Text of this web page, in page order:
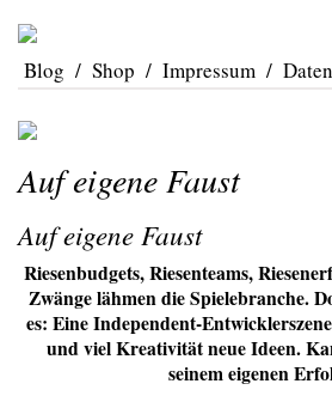
Blog / Shop / Impressum /
Auf eigene Faust
Auf eigene Faust
Riesenbudgets, Riesenteams,
Zwänge lähmen die Spielebranche.
es: Eine Independent-
und viel Kreativität neue Ideen.
seinem eigenen